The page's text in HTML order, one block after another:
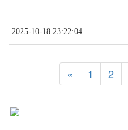
2025-10-18 23:22:04
« 1 2